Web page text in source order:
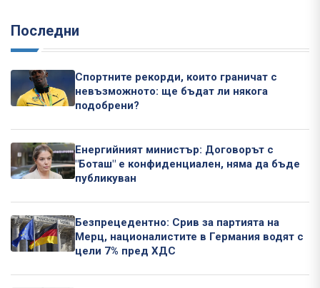
Последни
Спортните рекорди, които граничат с
невъзможното: ще бъдат ли някога
подобрени?
Енергийният министър: Договорът с
"Боташ" е конфиденциален, няма да бъде
публикуван
Безпрецедентно: Срив за партията на
Мерц, националистите в Германия водят с
цели 7% пред ХДС